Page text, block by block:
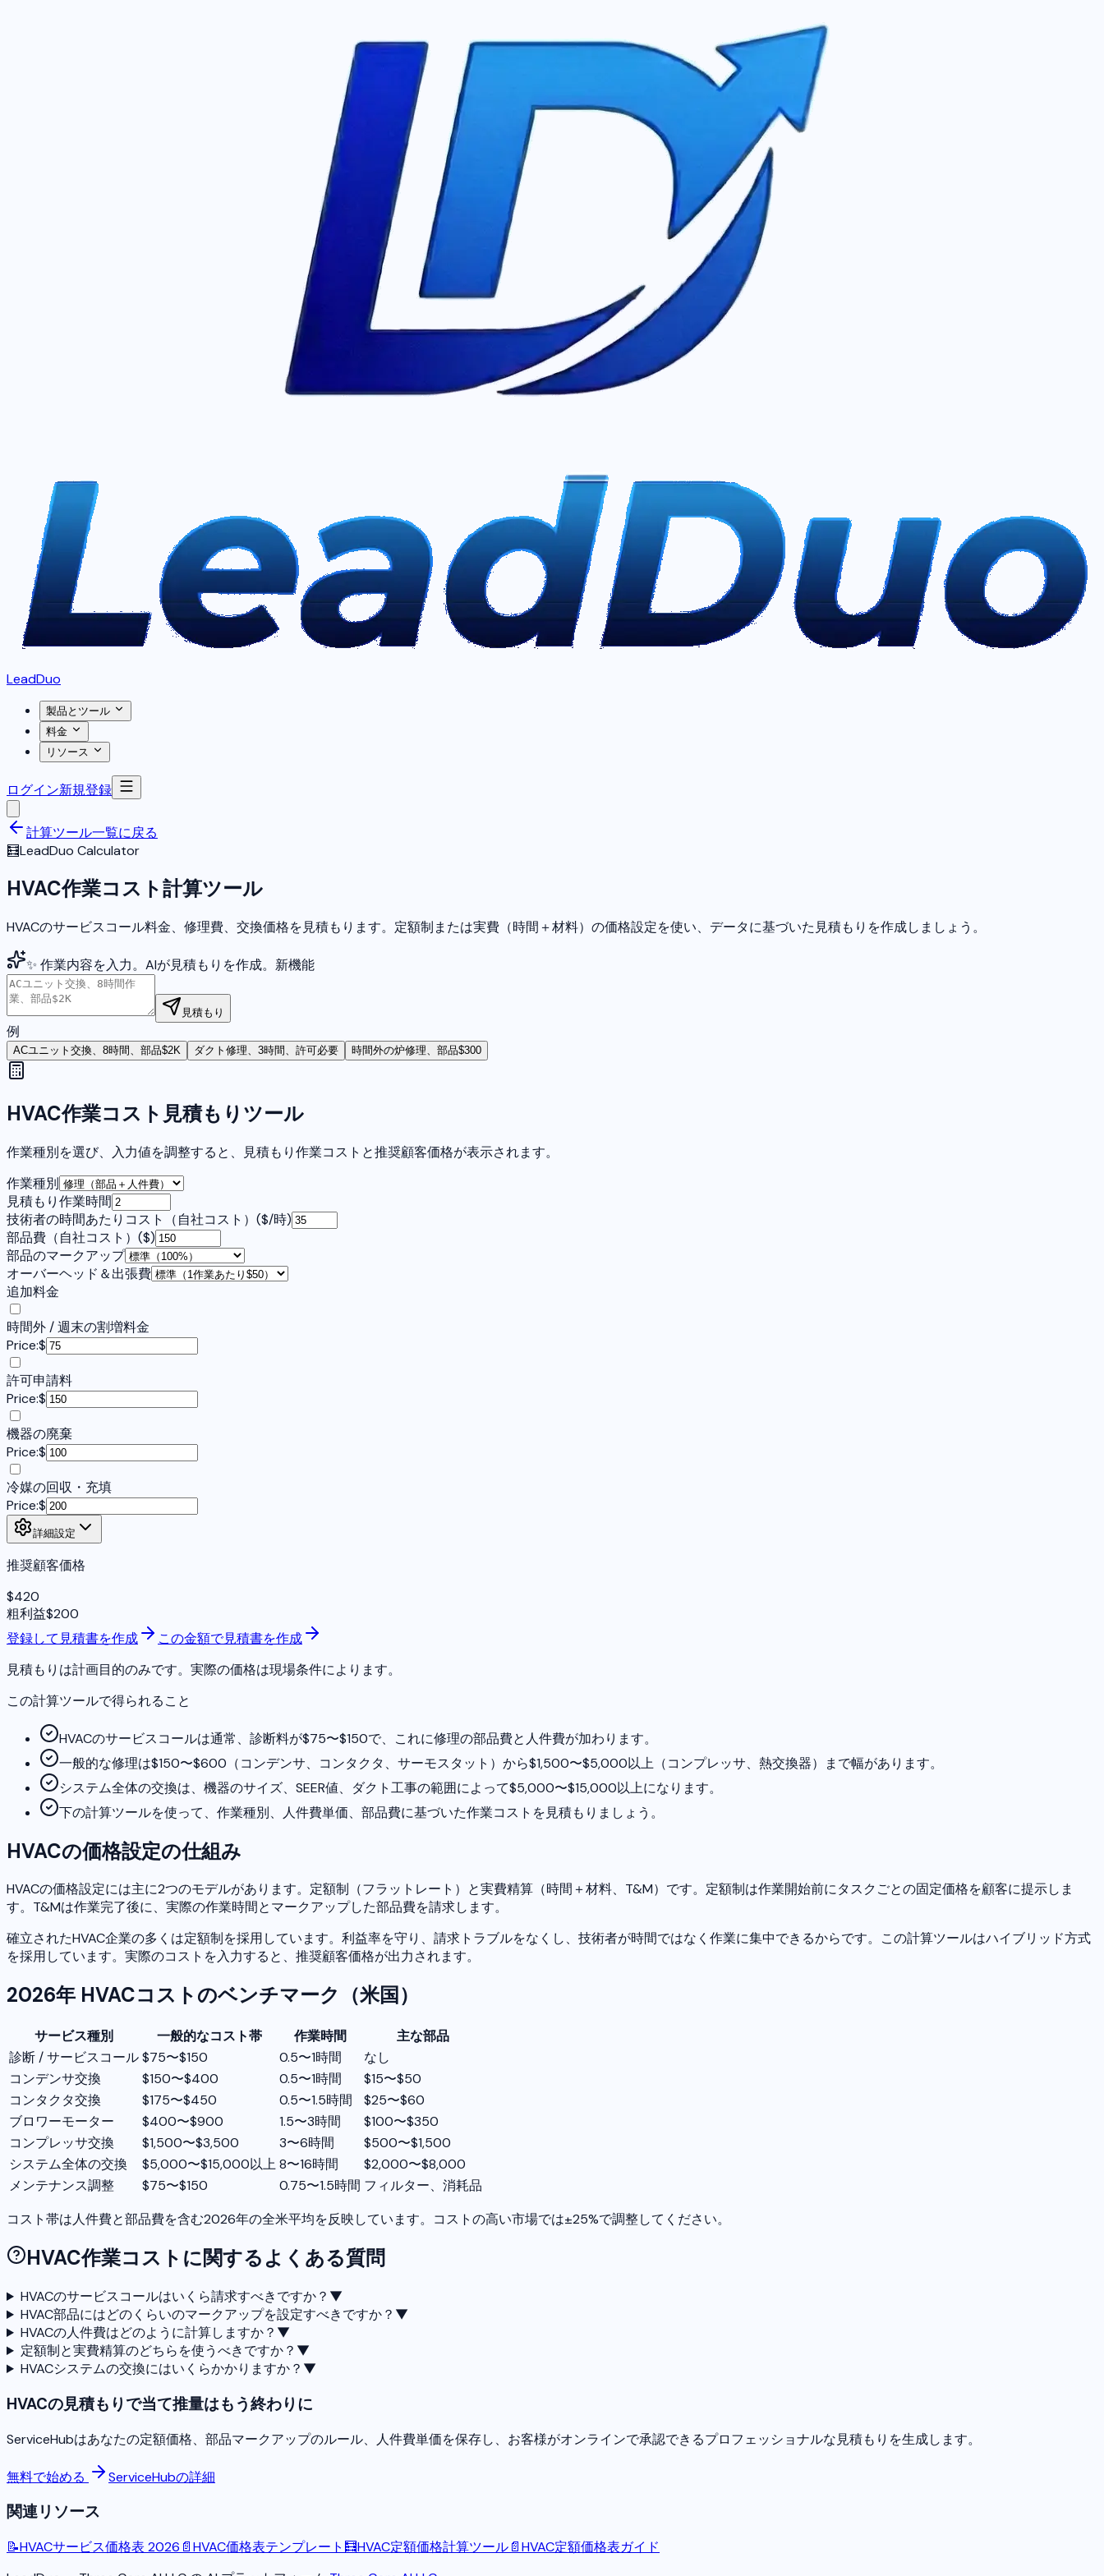
LeadDuo
製品とツール
料金
リソース
ログイン新規登録
計算ツール一覧に戻る
🧮LeadDuo Calculator
HVAC作業コスト計算ツール
HVACのサービスコール料金、修理費、交換価格を見積もります。定額制または実費（時間＋材料）の価格設定を使い、データに基づいた見積もりを作成しましょう。
✨ 作業内容を入力。AIが見積もりを作成。 新機能
見積もり
例
ACユニット交換、8時間、部品$2K ダクト修理、3時間、許可必要 時間外の炉修理、部品$300
HVAC作業コスト見積もりツール
作業種別を選び、入力値を調整すると、見積もり作業コストと推奨顧客価格が表示されます。
作業種別
見積もり作業時間
技術者の時間あたりコスト（自社コスト） ($/時)
部品費（自社コスト） ($)
部品のマークアップ
オーバーヘッド＆出張費
追加料金
時間外 / 週末の割増料金
Price:$
許可申請料
Price:$
機器の廃棄
Price:$
冷媒の回収・充填
Price:$
詳細設定
推奨顧客価格
$420
粗利益$200
登録して見積書を作成
この金額で見積書を作成
見積もりは計画目的のみです。実際の価格は現場条件によります。
この計算ツールで得られること
HVACのサービスコールは通常、診断料が$75〜$150で、これに修理の部品費と人件費が加わります。
一般的な修理は$150〜$600（コンデンサ、コンタクタ、サーモスタット）から$1,500〜$5,000以上（コンプレッサ、熱交換器）まで幅があります。
システム全体の交換は、機器のサイズ、SEER値、ダクト工事の範囲によって$5,000〜$15,000以上になります。
下の計算ツールを使って、作業種別、人件費単価、部品費に基づいた作業コストを見積もりましょう。
HVACの価格設定の仕組み
HVACの価格設定には主に2つのモデルがあります。定額制（フラットレート）と実費精算（時間＋材料、T&M）です。定額制は作業開始前にタスクごとの固定価格を顧客に提示しま
す。T&Mは作業完了後に、実際の作業時間とマークアップした部品費を請求します。
確立されたHVAC企業の多くは定額制を採用しています。利益率を守り、請求トラブルをなくし、技術者が時間ではなく作業に集中できるからです。この計算ツールはハイブリッド方式
を採用しています。実際のコストを入力すると、推奨顧客価格が出力されます。
2026年 HVACコストのベンチマーク（米国）
サービス種別 一般的なコスト帯 作業時間
主な部品
診断 / サービスコール$75〜$150 0.5〜1時間
なし
コンデンサ交換
$150〜$400 0.5〜1時間
$15〜$50
コンタクタ交換
$175〜$450 0.5〜1.5時間
$25〜$60
ブロワーモーター
$400〜$900 1.5〜3時間
$100〜$350
コンプレッサ交換
$1,500〜$3,500 3〜6時間
$500〜$1,500
システム全体の交換
$5,000〜$15,000以上8〜16時間
$2,000〜$8,000
メンテナンス調整
$75〜$150 0.75〜1.5時間 フィルター、消耗品
コスト帯は人件費と部品費を含む2026年の全米平均を反映しています。コストの高い市場では±25%で調整してください。
HVAC作業コストに関するよくある質問
HVACのサービスコールはいくら請求すべきですか？ ▼
HVAC部品にはどのくらいのマークアップを設定すべきですか？ ▼
HVACの人件費はどのように計算しますか？ ▼
定額制と実費精算のどちらを使うべきですか？ ▼
HVACシステムの交換にはいくらかかりますか？ ▼
HVACの見積もりで当て推量はもう終わりに
ServiceHubはあなたの定額価格、部品マークアップのルール、人件費単価を保存し、お客様がオンラインで承認できるプロフェッショナルな見積もりを生成します。
無料で始める ServiceHubの詳細
関連リソース
📝HVACサービス価格表 2026 📄HVAC価格表テンプレート 🧮HVAC定額価格計算ツール📄HVAC定額価格表ガイド